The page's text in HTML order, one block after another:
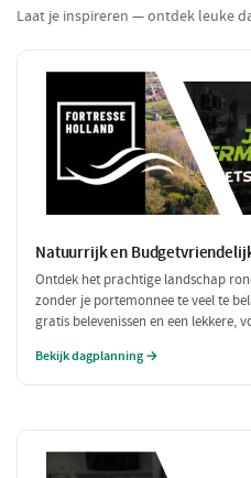
Laat je inspireren — ontdek leuke
Natuurrijk en
Ontdek het prachtige landschap
zonder je portemonnee te veel te
gratis belevenissen en een lekkere,
hap.
Bekijk dagplanning →